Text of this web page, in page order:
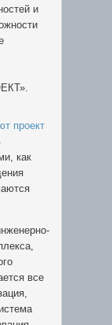
и
проект
как
все